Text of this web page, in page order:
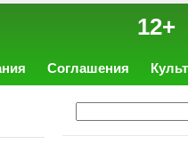
12+
Соглашения